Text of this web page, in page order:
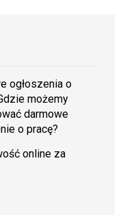
ogłoszenia o
możemy
darmowe
o pracę?
online za